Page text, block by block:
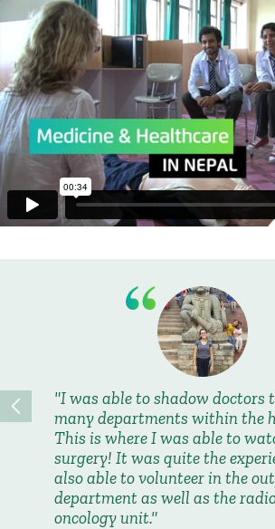
I was able to shadow doctors
many departments within the
This is where I was able to
surgery! It was quite the
also able to volunteer in the
department as well as the
oncology unit.